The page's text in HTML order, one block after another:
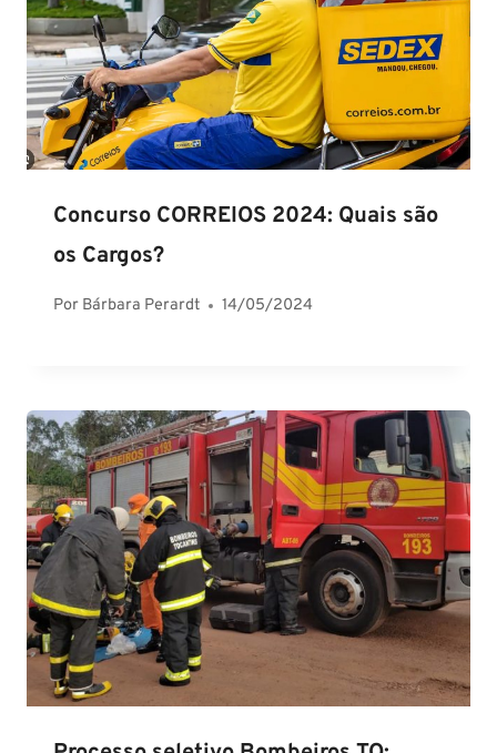
Concurso CORREIOS 2024: Quais são
os Cargos?
Por Bárbara Perardt 14/05/2024